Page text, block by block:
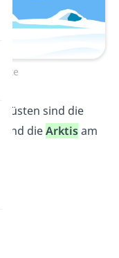
sind die
und dieArktisam